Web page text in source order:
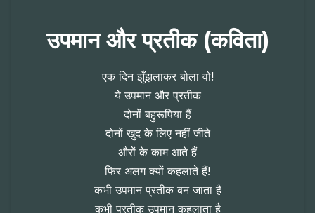
उपमान और प्रतीक (कविता)
एक दिन झुँझलाकर बोला वो!
ये उपमान और प्रतीक
दोनों बहुरूपिया हैं
दोनों खुद के लिए नहीं जीते
औरों के काम आते हैं
फिर अलग क्यों कहलाते हैं!
कभी उपमान प्रतीक बन जाता है
कभी प्रतीक उपमान कहलाता है